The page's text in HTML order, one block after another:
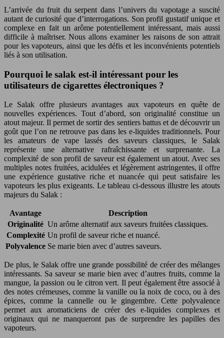
L’arrivée du fruit du serpent dans l’univers du vapotage a suscité
autant de curiosité que d’interrogations. Son profil gustatif unique et
complexe en fait un arôme potentiellement intéressant, mais aussi
difficile à maîtriser. Nous allons examiner les raisons de son attrait
pour les vapoteurs, ainsi que les défis et les inconvénients potentiels
liés à son utilisation.
Pourquoi le salak est-il intéressant pour les
utilisateurs de cigarettes électroniques ?
Le Salak offre plusieurs avantages aux vapoteurs en quête de
nouvelles expériences. Tout d’abord, son originalité constitue un
atout majeur. Il permet de sortir des sentiers battus et de découvrir un
goût que l’on ne retrouve pas dans les e-liquides traditionnels. Pour
les amateurs de vape lassés des saveurs classiques, le Salak
représente une alternative rafraîchissante et surprenante. La
complexité de son profil de saveur est également un atout. Avec ses
multiples notes fruitées, acidulées et légèrement astringentes, il offre
une expérience gustative riche et nuancée qui peut satisfaire les
vapoteurs les plus exigeants. Le tableau ci-dessous illustre les atouts
majeurs du Salak :
Avantage
Description
Originalité Un arôme alternatif aux saveurs fruitées classiques.
Complexité Un profil de saveur riche et nuancé.
Polyvalence Se marie bien avec d’autres saveurs.
De plus, le Salak offre une grande possibilité de créer des mélanges
intéressants. Sa saveur se marie bien avec d’autres fruits, comme la
mangue, la passion ou le citron vert. Il peut également être associé à
des notes crémeuses, comme la vanille ou la noix de coco, ou à des
épices, comme la cannelle ou le gingembre. Cette polyvalence
permet aux aromaticiens de créer des e-liquides complexes et
originaux qui ne manqueront pas de surprendre les papilles des
vapoteurs.